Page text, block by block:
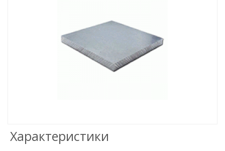
Характеристики